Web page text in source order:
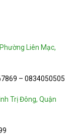
Liên Mạc,
– 0834050505
Trị Đông, Quận